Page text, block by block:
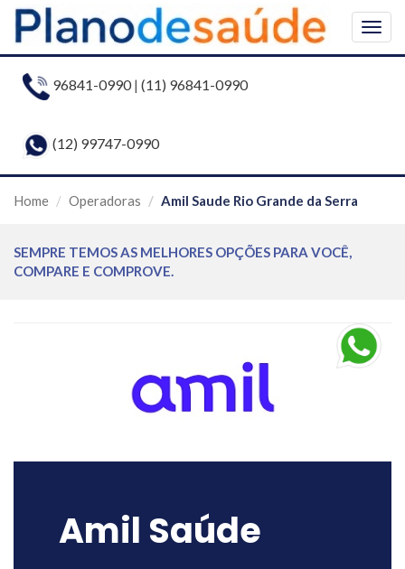
96841-0990| (11) 96841-0990
(12) 99747-0990
Home Operadoras Amil Saude Rio Grande da Serra
SEMPRE TEMOS AS MELHORES OPÇÕES PARA VOCÊ,
COMPARE E COMPROVE.
Amil Saúde